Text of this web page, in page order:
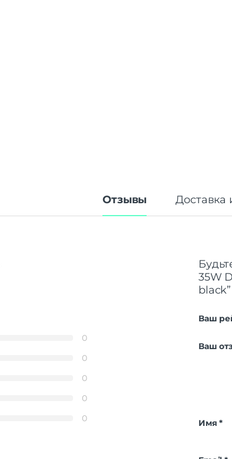
Отзывы Доставка
0
0
0
0
0
35W
black”
Ваш
Ваш
Имя*